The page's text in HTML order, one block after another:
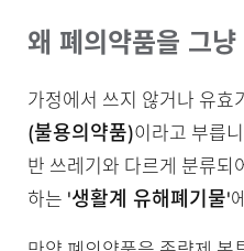
왜 폐의약품을 그
가정에서 쓰지 않거나 유효
(불용의약품)이라고 부릅
반 쓰레기와 다르게 분류되
하는 '생활계 유해폐기물'